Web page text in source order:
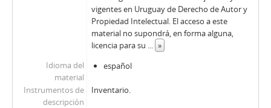
vigentes en Uruguay de Derecho de Autor y
Propiedad Intelectual. El acceso a este
material no supondrá, en forma alguna,
licencia para su ... »
Idioma del
material
español
Instrumentos de
descripción
Inventario.